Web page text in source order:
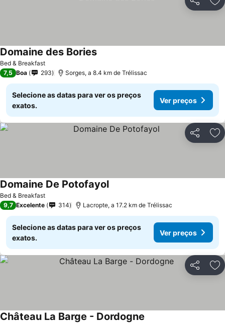
Partilhar
Bed & Breakfast
Domaine des Bories
7,5 Boa 293 Sorges, a 8.4 km de Trélissac
Selecione as datas para ver os preços
exatos.
Ver preços
Partilhar
Bed & Breakfast
Domaine De Potofayol
9,7 Excelente 314 Lacropte, a 17.2 km de Trélissac
Selecione as datas para ver os preços
exatos.
Ver preços
Partilhar
Château La Barge - Dordogne